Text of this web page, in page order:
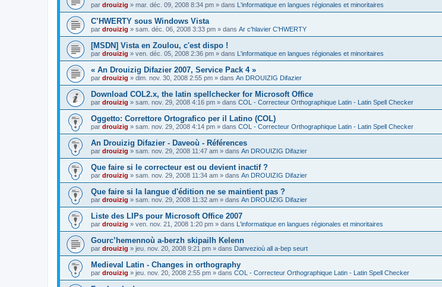
par drouizig » mar. déc. 09, 2008 8:34 pm » dans L'informatique en langues régionales et minoritaires
C’HWERTY sous Windows Vista
par drouizig » sam. déc. 06, 2008 3:33 pm » dans Ar c'hlavier C'HWERTY
[MSDN] Vista en Zoulou, c'est dispo !
par drouizig » ven. déc. 05, 2008 2:36 pm » dans L'informatique en langues régionales et minoritaires
« An Drouizig Difazier 2007, Service Pack 4 »
par drouizig » dim. nov. 30, 2008 2:55 pm » dans An DROUIZIG Difazier
Download COL2.x, the latin spellchecker for Microsoft Office
par drouizig » sam. nov. 29, 2008 4:16 pm » dans COL - Correcteur Orthographique Latin - Latin Spell Checker
Oggetto: Correttore Ortografico per il Latino (COL)
par drouizig » sam. nov. 29, 2008 4:14 pm » dans COL - Correcteur Orthographique Latin - Latin Spell Checker
An Drouizig Difazier - Daveoù - Références
par drouizig » sam. nov. 29, 2008 11:47 am » dans An DROUIZIG Difazier
Que faire si le correcteur est ou devient inactif ?
par drouizig » sam. nov. 29, 2008 11:34 am » dans An DROUIZIG Difazier
Que faire si la langue d'édition ne se maintient pas ?
par drouizig » sam. nov. 29, 2008 11:32 am » dans An DROUIZIG Difazier
Liste des LIPs pour Microsoft Office 2007
par drouizig » ven. nov. 21, 2008 1:20 pm » dans L'informatique en langues régionales et minoritaires
Gourc’hemennoù a-berzh skipailh Kelenn
par drouizig » jeu. nov. 20, 2008 9:21 pm » dans Danvezioù all a-bep seurt
Medieval Latin - Changes in orthography
par drouizig » jeu. nov. 20, 2008 2:55 pm » dans COL - Correcteur Orthographique Latin - Latin Spell Checker